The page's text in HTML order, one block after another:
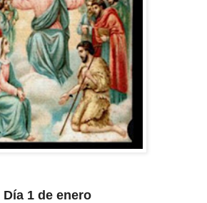
Día 1 de enero